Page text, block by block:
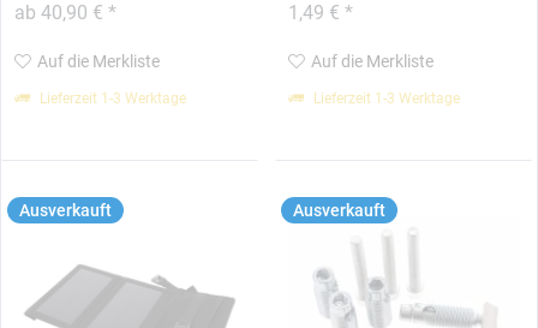
ab 40,90 € *
Auf die Merkliste
Lieferzeit 1-3 Werktage
1,49 € *
Auf die Merkliste
Lieferzeit 1-3 Werktage
Ausverkauft Ausverkauft